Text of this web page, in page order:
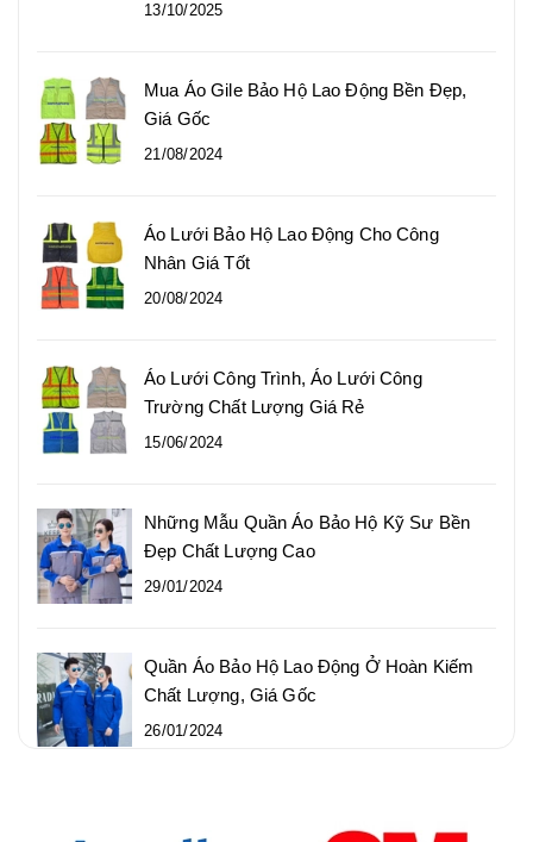
13/10/2025
Mua Áo Gile Bảo Hộ Lao Động Bền Đẹp,
Giá Gốc
21/08/2024
Áo Lưới Bảo Hộ Lao Động Cho Công
Nhân Giá Tốt
20/08/2024
Áo Lưới Công Trình, Áo Lưới Công
Trường Chất Lượng Giá Rẻ
15/06/2024
Những Mẫu Quần Áo Bảo Hộ Kỹ Sư Bền
Đẹp Chất Lượng Cao
29/01/2024
Quần Áo Bảo Hộ Lao Động Ở Hoàn Kiếm
Chất Lượng, Giá Gốc
26/01/2024